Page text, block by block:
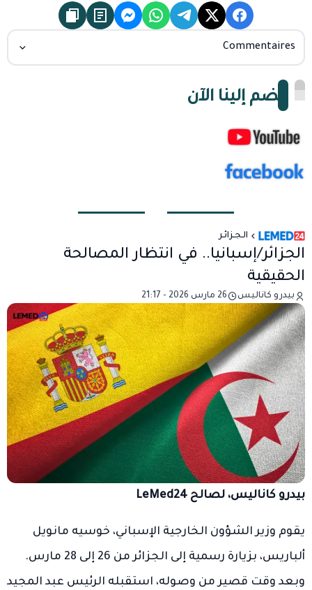
Commentaires
انضم إلينا الآن
الـجـزائـر
الجزائر/إسبانيا.. في انتظار المصالحة
الحقيقية
بيدرو كاناليس 26 مارس 2026 - 21:17
بيدرو كاناليس، لصالح LeMed24
يقوم وزير الشؤون الخارجية الإسباني، خوسيه مانويل
ألباريس، بزيارة رسمية إلى الجزائر من 26 إلى 28 مارس.
وبعد وقت قصير من وصوله، استقبله الرئيس عبد المجيد